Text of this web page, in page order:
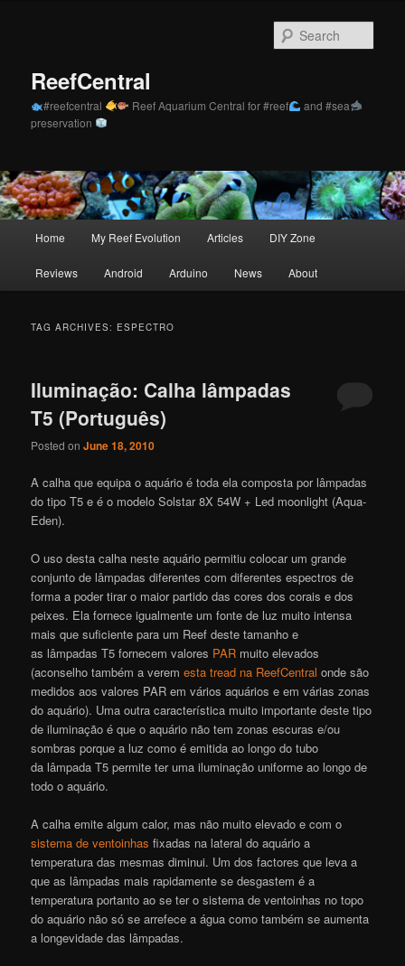
ReefCentral
#reefcentral Reef Aquarium Central for #reef
and #sea
preservation
Home My Reef Evolution Articles DIY Zone
Reviews Android Arduino News About
TAG ARCHIVES: ESPECTRO
Iluminação: Calha lâmpadas
T5 (Português)
Posted onJune 18, 2010
A calha que equipa o aquário é toda ela composta por lâmpadas
do tipo T5 e é o modelo Solstar 8X 54W + Led moonlight (Aqua-
Eden).
O uso desta calha neste aquário permitiu colocar um grande
conjunto de lâmpadas diferentes com diferentes espectros de
forma a poder tirar o maior partido das cores dos corais e dos
peixes. Ela fornece igualmente um fonte de luz muito intensa
mais que suficiente para um Reef deste tamanho e
as lâmpadas T5 fornecem valores PAR muito elevados
(aconselho também a veremesta tread na ReefCentral onde são
medidos aos valores PAR em vários aquários e em várias zonas
do aquário). Uma outra característica muito importante deste tipo
de iluminação é que o aquário não tem zonas escuras e/ou
sombras porque a luz como é emitida ao longo do tubo
da lâmpada T5 permite ter uma iluminação uniforme ao longo de
todo o aquário.
A calha emite algum calor, mas não muito elevado e com o
sistema de ventoinhas fixadas na lateral do aquário a
temperatura das mesmas diminui. Um dos factores que leva a
que as lâmpadas mais rapidamente se desgastem é a
temperatura portanto ao se ter o sistema de ventoinhas no topo
do aquário não só se arrefece a água como também se aumenta
a longevidade das lâmpadas.